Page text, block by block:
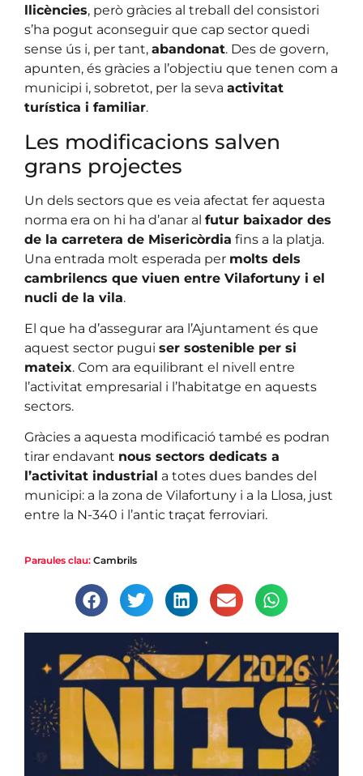
llicències, però gràcies al treball del consistori
s’ha pogut aconseguir que cap sector quedi
sense ús i, per tant, abandonat. Des de govern,
apunten, és gràcies a l’objectiu que tenen com a
municipi i, sobretot, per la seva activitat
turística i familiar.
Les modificacions salven
grans projectes
Un dels sectors que es veia afectat fer aquesta
norma era on hi ha d’anar al futur baixador des
de la carretera de Misericòrdia fins a la platja.
Una entrada molt esperada per molts dels
cambrilencs que viuen entre Vilafortuny i el
nucli de la vila.
El que ha d’assegurar ara l’Ajuntament és que
aquest sector pugui ser sostenible per si
mateix. Com ara equilibrant el nivell entre
l’activitat empresarial i l’habitatge en aquests
sectors.
Gràcies a aquesta modificació també es podran
tirar endavant nous sectors dedicats a
l’activitat industrial a totes dues bandes del
municipi: a la zona de Vilafortuny i a la Llosa, just
entre la N-340 i l’antic traçat ferroviari.
Paraules clau: Cambrils